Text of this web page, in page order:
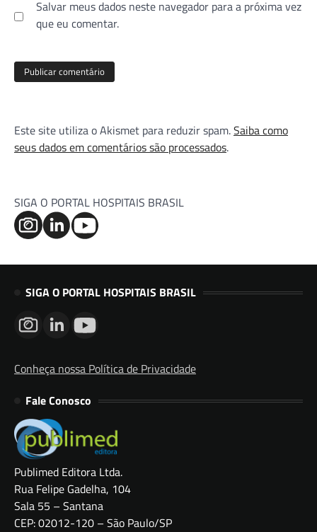
Salvar meus dados neste navegador para a próxima vez
que eu comentar.
Este site utiliza o Akismet para reduzir spam.Saiba como
seus dados em comentários são processados.
SIGA O PORTAL HOSPITAIS BRASIL
SIGA O PORTAL HOSPITAIS BRASIL
Conheça nossa Política de Privacidade
Fale Conosco
Publimed Editora Ltda.
Rua Felipe Gadelha, 104
Sala 55 – Santana
CEP: 02012-120 – São Paulo/SP